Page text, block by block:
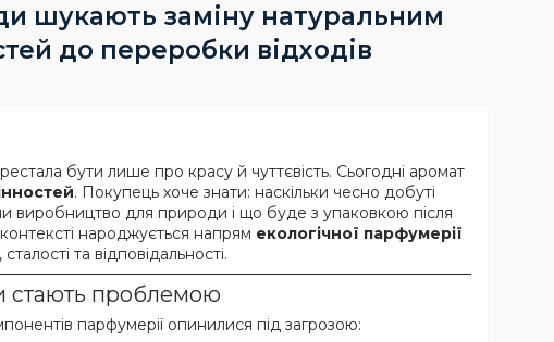
шукають заміну натуральним
до переробки відходів
бути лише про красу й чуттєвість. Сьогодні аромат
. Покупець хоче знати: наскільки чесно добуті
виробництво для природи і що буде з упаковкою після
народжується напрям екологічної парфумерії
та відповідальності.
стають проблемою
парфумерії опинилися під загрозою: